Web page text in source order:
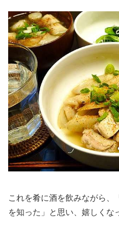
これを肴に酒を飲みながら、
を知った」と思い、嬉しくな